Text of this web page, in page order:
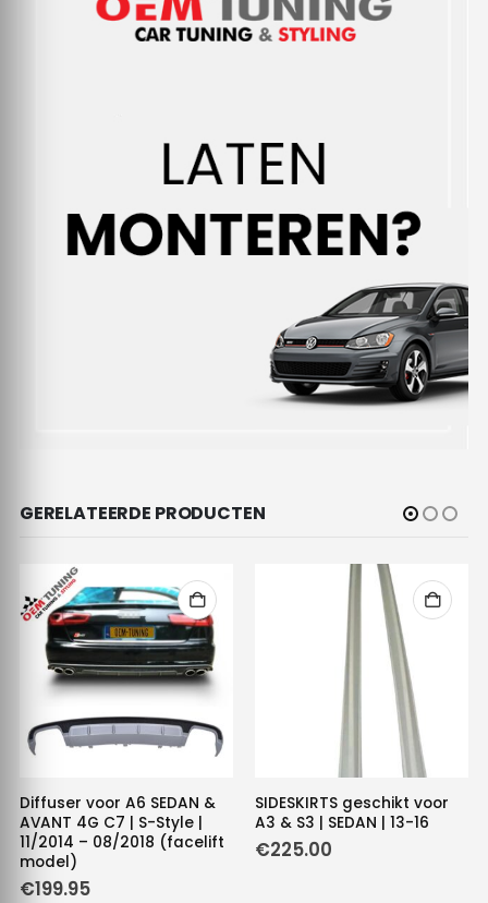
GERELATEERDE PRODUCTEN
Diffuser voor A6 SEDAN &
AVANT 4G C7 | S-Style |
11/2014 – 08/2018 (facelift
model)
€199.95
SIDESKIRTS geschikt voor
A3 & S3 | SEDAN | 13-16
€225.00